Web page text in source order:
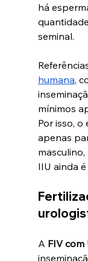
há
seminal.
humana,
mínimos
Por isso,
apenas
IIU ainda
A FIV